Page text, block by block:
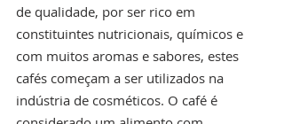
de qualidade, por ser rico em
constituintes nutricionais, químicos e
com muitos aromas e sabores, estes
cafés começam a ser utilizados na
indústria de cosméticos. O café é